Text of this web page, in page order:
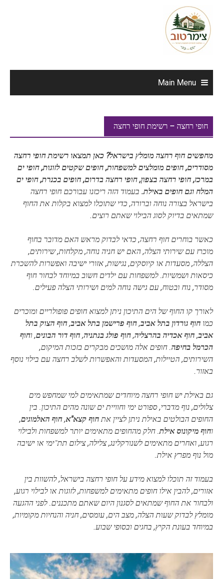
content
Main Menu
חופי רחצה – רשימת חופי רחצה
מחפשים חוף רחצה מומלץ בישראל? כאן תמצאו רשימת חופי רחצה
מסודרים, חופים מומלצים למשפחות, חופים שקטים לזוגות, חופי ים
במרכז, חופי רחצה בצפון, חופי רחצה בדרום, חופים בכנרת, חופי ים
המלח וגם חופים באילת. בעמוד הזה ריכזנו עבורכם חופי רחצה
בישראל בצורה נוחה וברורה, כדי שתוכלו למצוא בקלות את החוף
שמתאים בדיוק לסוג הבילוי שאתם רוצים.
כאשר בוחרים חוף רחצה, כדאי לבדוק מראש האם מדובר בחוף
מוכרז עם שירותי הצלה, האם יש חניה נוחה, מקלחות, שירותים,
הצללה, מסעדות או קיוסקים, נגישות, אזורי ישיבה ואפשרות להשכרת
כיסאות ושמשיות. למשפחות עם ילדים חשוב במיוחד לבחור חוף
מסודר, נוח ובטוח, עם גישה נוחה למים ושירותי הצלה פעילים.
לאורך קו החוף של הים התיכון ניתן למצוא חופים פופולריים ומוכרים
כמו חוף גורדון בתל אביב, חוף פרישמן בתל אביב, חוף הצוק בתל
אביב, חוף אכדיה בהרצליה, חוף פולג בנתניה, חוף דור הבונים, וחוף
הכרמל בחיפה. חופים אלה מושכים מבקרים בזכות המיקום,
השירותים, הטיילות, המסעדות והאפשרות לשלב רחצה עם בילוי נוסף
באזור.
גם באילת יש חופי רחצה מיוחדים שמתאימים למי שמחפש מים
צלולים, נוף מדברי, ספורט ימי וחוויית ים שונה מהים התיכון. בין
החופים הבולטים באילת ניתן לציין אתחוף קצא"א, חוף האלמוגים,
וחוף מיקונוס אילת. חלק מהחופים מתאימים יותר למשפחות ולבילוי
רגוע, ואחרים מתאימים לשנורקלינג, צלילה, צילום תת־ימי או ישיבה
מול נוף מפרץ אילת.
בעמוד זה תוכלו למצוא מידע על חופי רחצה בישראל, להשוות בין
אזורים, להבין אילו חופים מתאימים למשפחות, לזוגות או לבילוי רגוע,
ולבחור את החוף שמתאים לסגנון היום שאתם מתכננים. לפני ההגעה
מומלץ לבדוק שעות הצלה, מצב הים, עומסים, חניה והנחיות מקומיות,
במיוחד בעונת הקיץ, בחגים ובסופי שבוע.